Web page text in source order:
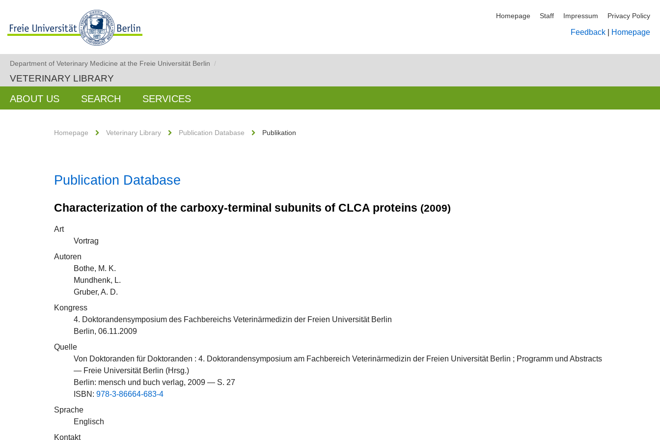
Homepage Staff Impressum Privacy Policy
Feedback Homepage
Department of Veterinary Medicine at the Freie Universität Berlin /
VETERINARY LIBRARY
ABOUT US SEARCH SERVICES
Homepage Veterinary Library Publication Database Publikation
Publication Database
Characterization of the carboxy-terminal subunits of CLCA proteins (2009)
Art
Vortrag
Autoren
Bothe, M. K.
Mundhenk, L.
Gruber, A. D.
Kongress
4. Doktorandensymposium des Fachbereichs Veterinärmedizin der Freien Universität Berlin
Berlin, 06.11.2009
Quelle
Von Doktoranden für Doktoranden : 4. Doktorandensymposium am Fachbereich Veterinärmedizin der Freien Universität Berlin ; Programm und Abstracts
— Freie Universität Berlin (Hrsg.)
Berlin: mensch und buch verlag, 2009 — S. 27
ISBN: 978-3-86664-683-4
Sprache
Englisch
Kontakt